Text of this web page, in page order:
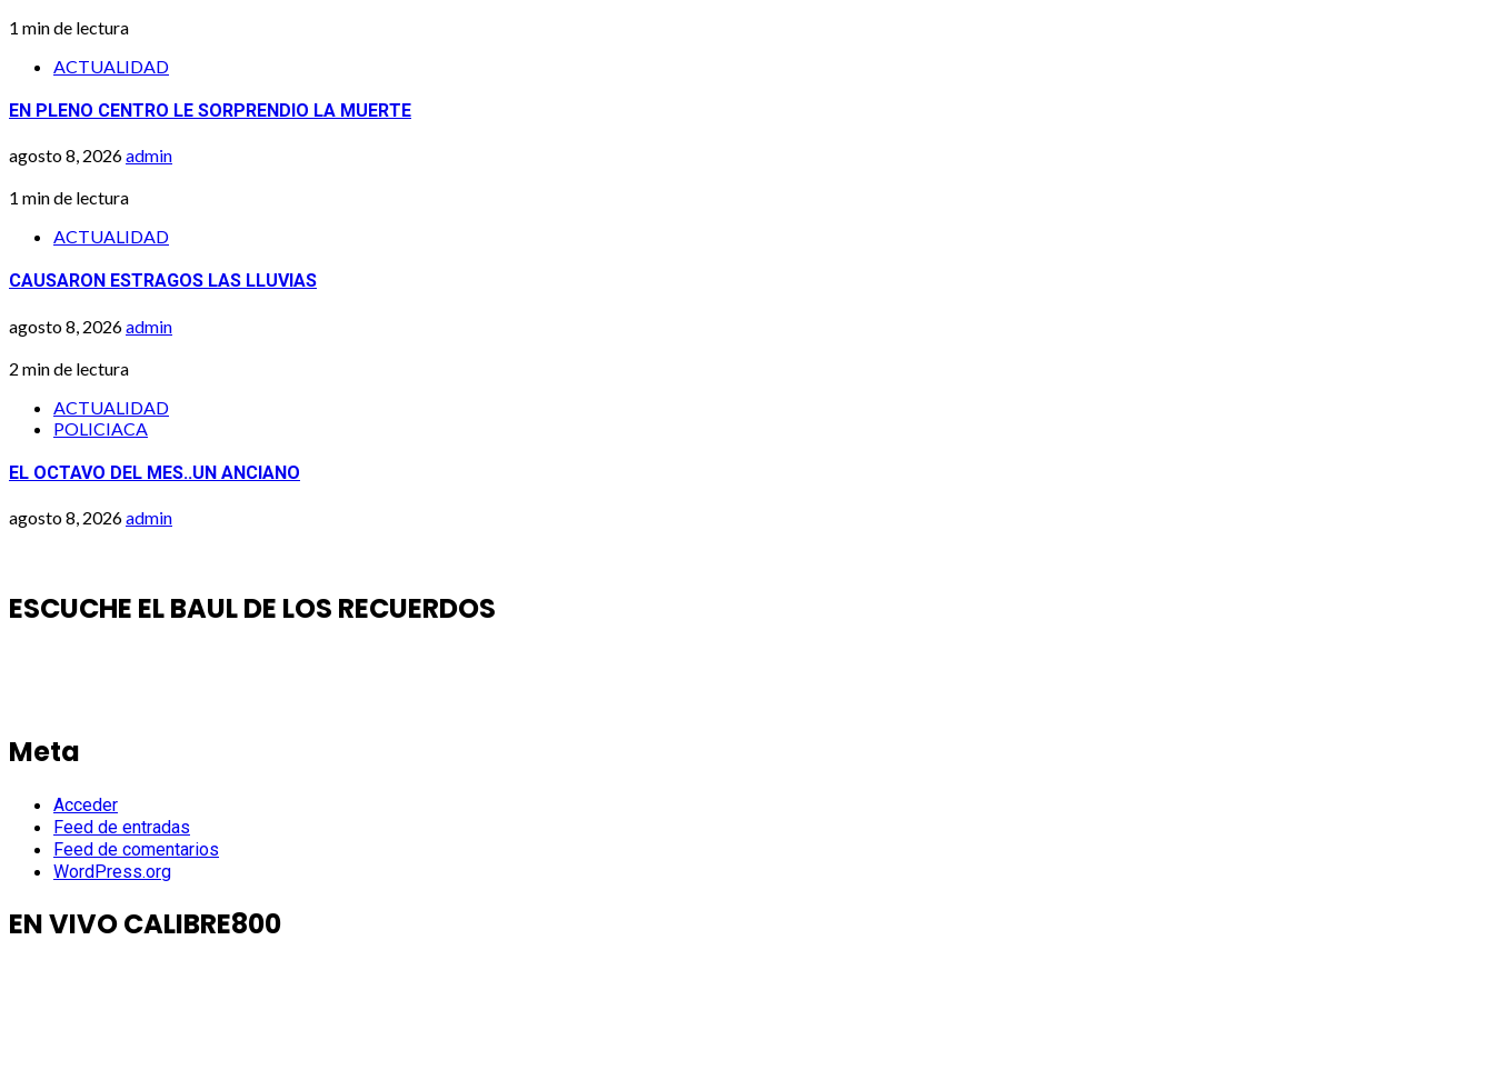
1 min de lectura
ACTUALIDAD
EN PLENO CENTRO LE SORPRENDIO LA MUERTE
agosto 8, 2026admin
1 min de lectura
ACTUALIDAD
CAUSARON ESTRAGOS LAS LLUVIAS
agosto 8, 2026admin
2 min de lectura
ACTUALIDAD
POLICIACA
EL OCTAVO DEL MES..UN ANCIANO
agosto 8, 2026admin
ESCUCHE EL BAUL DE LOS RECUERDOS
Meta
Acceder
Feed de entradas
Feed de comentarios
WordPress.org
EN VIVO CALIBRE800